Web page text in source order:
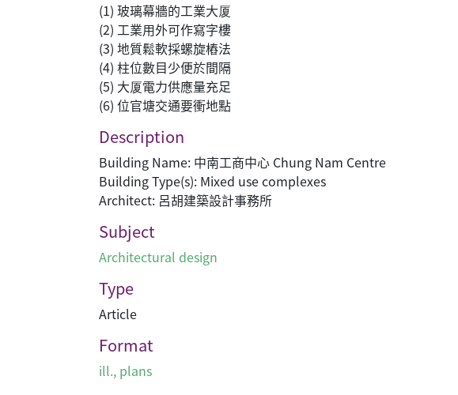
(1) 玻璃幕牆的工業大厦
(2) 工業用外可作寫字樓
(3) 地質鬆軟採螺旋樁法
(4) 柱位數目少便於間隔
(5) 大厦電力供應量充足
(6) 位官塘交通要衝地點
Description
Building Name: 中南工商中心 Chung Nam Centre
Building Type(s): Mixed use complexes
Architect: 呂胡建築設計事務所
Subject
Architectural design
Type
Article
Format
ill., plans